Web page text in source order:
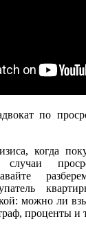
по
когда
случаи
можно ли
проценты и